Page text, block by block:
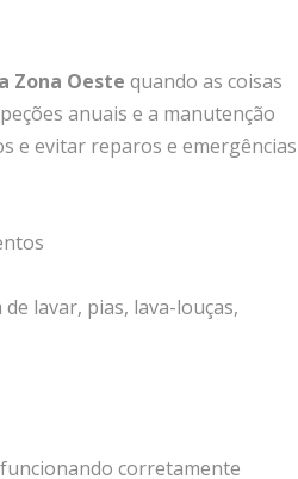
Zona Oeste quando as coisas
anuais e a manutenção
e evitar reparos e emergências
lavar, pias, lava-louças,
funcionando corretamente